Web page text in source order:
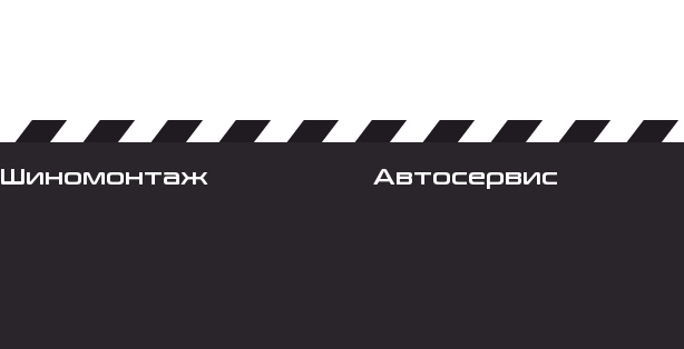
Шиномонтаж Автосервис